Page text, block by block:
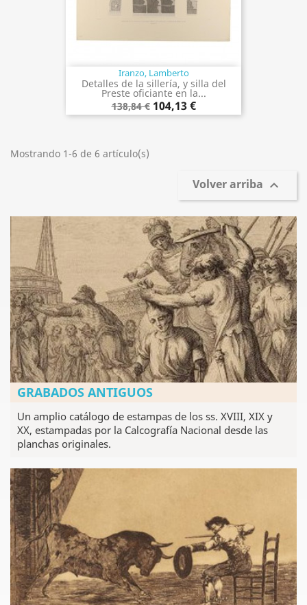
Iranzo, Lamberto
Detalles de la sillería, y silla del
Preste oficiante en la...
138,84 € 104,13 €
Mostrando 1-6 de 6 artículo(s)
Volver arriba 
GRABADOS ANTIGUOS
Un amplio catálogo de estampas de los ss. XVIII, XIX y
XX, estampadas por la Calcografía Nacional desde las
planchas originales.